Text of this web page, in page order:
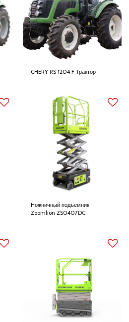
CHERY RS 1204 F Трактор
Ножничный подъемник
Zoomlion ZS0407DC